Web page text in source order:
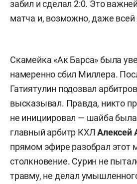
забил и сделал 2:0. Это
матча и, возможно, даже всей
Скамейка «Ак Барса» была
намеренно сбил Миллера.
Гатиятулин подозвал
высказывал. Правда, никто
не инициировал — шайба
главный арбитр КХЛАлексей
прямом эфире разобрал этот
столкновение. Сурин не
травму, не делал